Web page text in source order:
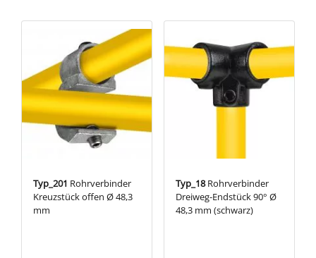
Typ_201 Rohrverbinder
Kreuzstück offen Ø 48,3
mm
Typ_18Rohrverbinder
Dreiweg-Endstück 90° Ø
48,3 mm (schwarz)